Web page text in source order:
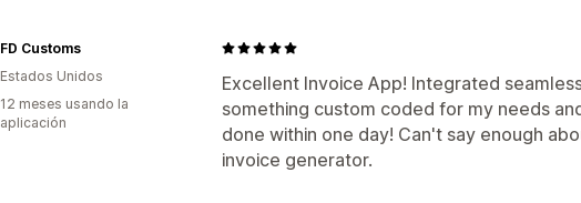
Impresión y exportación
Excellent Invoice App! Integrated
something custom coded for my needs
done within one day! Can't say enough
invoice generator.
FD Customs
Estados Unidos
12 meses usando la
aplicación